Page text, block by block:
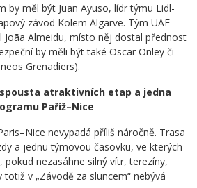
by měl být Juan Ayuso, lídr týmu Lidl-
závod Kolem Algarve. Tým UAE
Joãa Almeidu, místo něj dostal přednost
by měli být také Oscar Onley či
Grenadiers).
atraktivních etap a jedna
Paříž–Nice
nevypadá příliš náročně. Trasa
a jednu týmovou časovku, ve kterých
nezasáhne silný vítr, terezíny,
v „Závodě za sluncem“ nebývá